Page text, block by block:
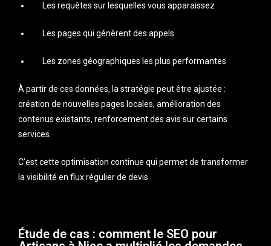
Les requêtes sur lesquelles vous apparaissez
Les pages qui génèrent des appels
Les zones géographiques les plus performantes
À partir de ces données, la stratégie peut être ajustée :
création de nouvelles pages locales, amélioration des
contenus existants, renforcement des avis sur certains
services.
C’est cette optimisation continue qui permet de transformer
la visibilité en flux régulier de devis.
Étude de cas : comment le SEO pour